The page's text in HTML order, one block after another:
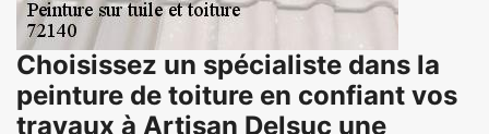
Choisissez un spécialiste dans la
peinture de toiture en confiant vos
travaux à Artisan Delsuc une